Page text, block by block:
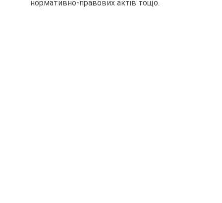
нормативно-правових актів тощо.